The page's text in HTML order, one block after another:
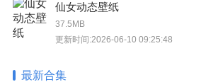
仙女动态壁纸
37.5MB
更新时间:2026-06-10 09:25:48
最新合集